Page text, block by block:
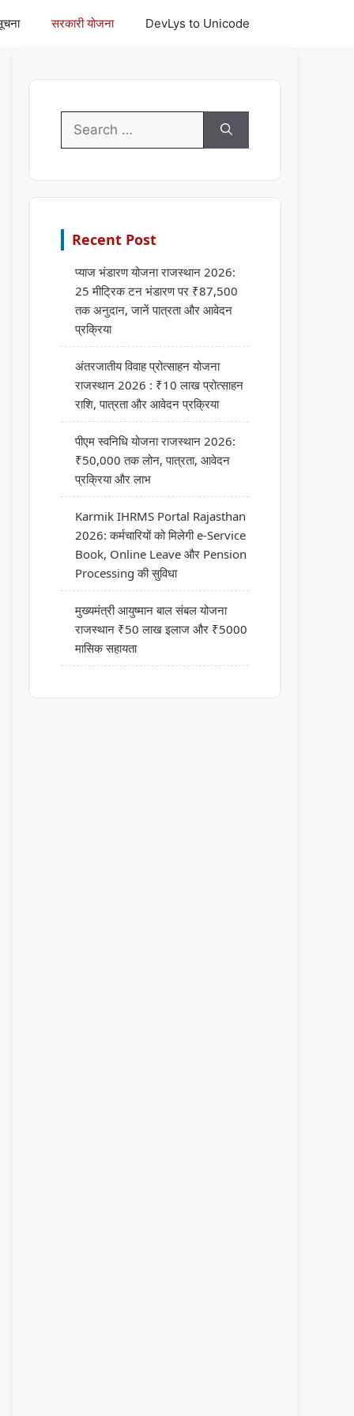
सरकारी योजना DevLys to Unicode
Search
for:
Recent Post
प्याज भंडारण योजना राजस्थान 2026:
25 मीट्रिक टन भंडारण पर ₹87,500
तक अनुदान, जानें पात्रता और आवेदन
प्रक्रिया
अंतरजातीय विवाह प्रोत्साहन योजना
राजस्थान 2026 : ₹10 लाख प्रोत्साहन
राशि, पात्रता और आवेदन प्रक्रिया
पीएम स्वनिधि योजना राजस्थान 2026:
₹50,000 तक लोन, पात्रता, आवेदन
प्रक्रिया और लाभ
Karmik IHRMS Portal Rajasthan
2026: कर्मचारियों को मिलेगी e-Service
Book, Online Leave और Pension
Processing की सुविधा
मुख्यमंत्री आयुष्मान बाल संबल योजना
राजस्थान ₹50 लाख इलाज और ₹5000
मासिक सहायता